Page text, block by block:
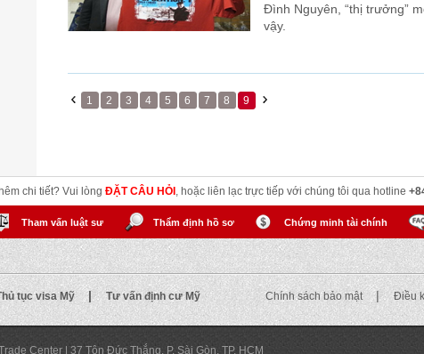
Đình Nguyên, “thị trưởng”
vậy.
1 2 3 4 5 6 7 8 9
chi tiết? Vui lòng ĐẶT CÂU HỎI , hoặc liên lạc trực tiếp với chúng tôi qua hotline
Tham vấn luật sư Thẩm định hồ sơ Chứng minh tài chính
tục visa Mỹ | Tư vấn định cư Mỹ Chính sách bảo mật | Điều
Center 37 Tôn Đức Thắng, P. Sài Gòn, TP. HCM